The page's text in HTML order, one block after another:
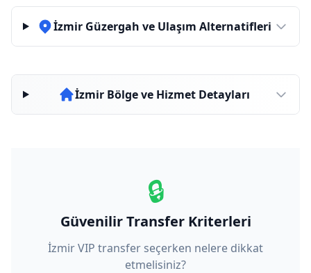
İzmir Güzergah ve Ulaşım Alternatifleri
İzmir Bölge ve Hizmet Detayları
🔒
Güvenilir Transfer Kriterleri
İzmir VIP transfer seçerken nelere dikkat
etmelisiniz?